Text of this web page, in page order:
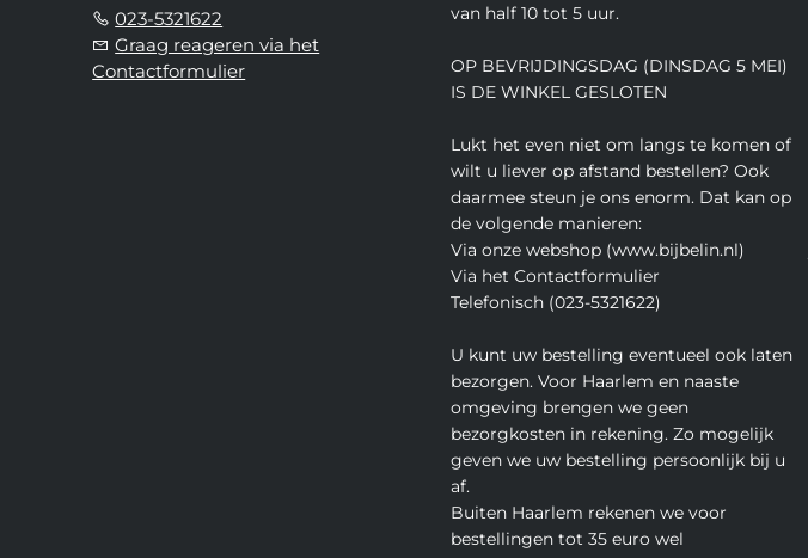
023-5321622
Graag reageren via het
Contactformulier
van half 10 tot 5 uur.
OP BEVRIJDINGSDAG (DINSDAG 5 MEI)
IS DE WINKEL GESLOTEN
Lukt het even niet om langs te komen of
wilt u liever op afstand bestellen? Ook
daarmee steun je ons enorm. Dat kan op
de volgende manieren:
Via onze webshop (www.bijbelin.nl)
Via het Contactformulier
Telefonisch (023-5321622)
U kunt uw bestelling eventueel ook laten
bezorgen. Voor Haarlem en naaste
omgeving brengen we geen
bezorgkosten in rekening. Zo mogelijk
geven we uw bestelling persoonlijk bij u
af.
Buiten Haarlem rekenen we voor
bestellingen tot 35 euro wel